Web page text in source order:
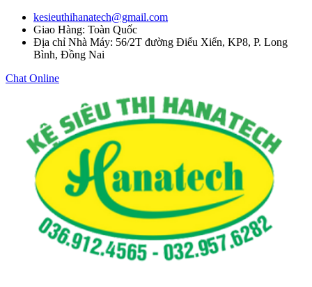
kesieuthihanatech@gmail.com
Giao Hàng: Toàn Quốc
Địa chỉ Nhà Máy: 56/2T đường Điểu Xiển, KP8, P. Long
Bình, Đồng Nai
Chat Online